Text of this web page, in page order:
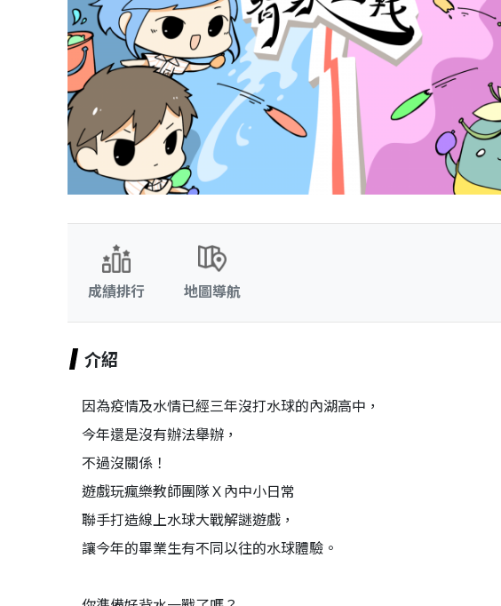
成績排行 地圖導航
介紹
因為疫情及水情已經三年沒打水球的內湖高中，
今年還是沒有辦法舉辦，
不過沒關係！
遊戲玩瘋樂教師團隊Ｘ內中小日常
聯手打造線上水球大戰解謎遊戲，
讓今年的畢業生有不同以往的水球體驗。